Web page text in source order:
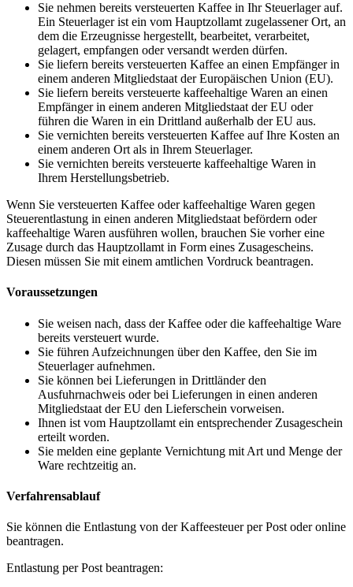
Sie nehmen bereits versteuerten Kaffee in Ihr Steuerlager auf.
Ein Steuerlager ist ein vom Hauptzollamt zugelassener Ort, an
dem die Erzeugnisse hergestellt, bearbeitet, verarbeitet,
gelagert, empfangen oder versandt werden dürfen.
Sie liefern bereits versteuerten Kaffee an einen Empfänger in
einem anderen Mitgliedstaat der Europäischen Union (EU).
Sie liefern bereits versteuerte kaffeehaltige Waren an einen
Empfänger in einem anderen Mitgliedstaat der EU oder
führen die Waren in ein Drittland außerhalb der EU aus.
Sie vernichten bereits versteuerten Kaffee auf Ihre Kosten an
einem anderen Ort als in Ihrem Steuerlager.
Sie vernichten bereits versteuerte kaffeehaltige Waren in
Ihrem Herstellungsbetrieb.
Wenn Sie versteuerten Kaffee oder kaffeehaltige Waren gegen
Steuerentlastung in einen anderen Mitgliedstaat befördern oder
kaffeehaltige Waren ausführen wollen, brauchen Sie vorher eine
Zusage durch das Hauptzollamt in Form eines Zusagescheins.
Diesen müssen Sie mit einem amtlichen Vordruck beantragen.
Voraussetzungen
Sie weisen nach, dass der Kaffee oder die kaffeehaltige Ware
bereits versteuert wurde.
Sie führen Aufzeichnungen über den Kaffee, den Sie im
Steuerlager aufnehmen.
Sie können bei Lieferungen in Drittländer den
Ausfuhrnachweis oder bei Lieferungen in einen anderen
Mitgliedstaat der EU den Lieferschein vorweisen.
Ihnen ist vom Hauptzollamt ein entsprechender Zusageschein
erteilt worden.
Sie melden eine geplante Vernichtung mit Art und Menge der
Ware rechtzeitig an.
Verfahrensablauf
Sie können die Entlastung von der Kaffeesteuer per Post oder online
beantragen.
Entlastung per Post beantragen: